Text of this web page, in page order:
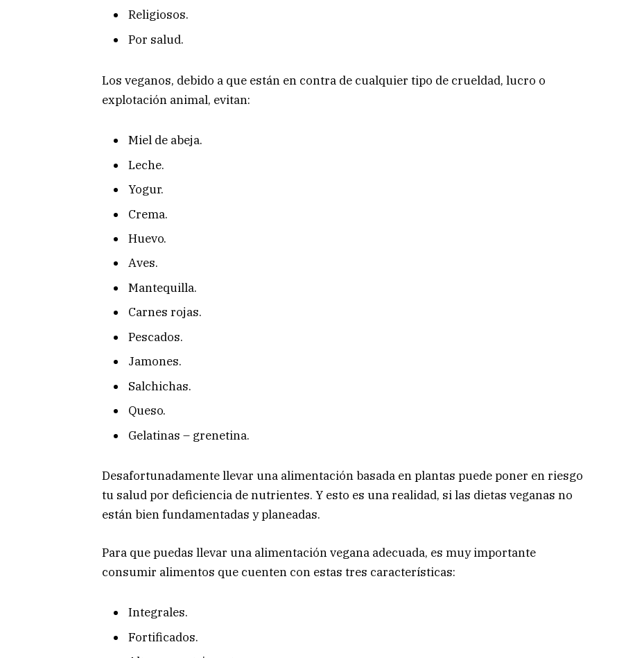
Religiosos.
Por salud.
Los veganos, debido a que están en contra de cualquier tipo de crueldad, lucro o
explotación animal, evitan:
Miel de abeja.
Leche.
Yogur.
Crema.
Huevo.
Aves.
Mantequilla.
Carnes rojas.
Pescados.
Jamones.
Salchichas.
Queso.
Gelatinas – grenetina.
Desafortunadamente llevar una alimentación basada en plantas puede poner en riesgo
tu salud por deficiencia de nutrientes. Y esto es una realidad, si las dietas veganas no
están bien fundamentadas y planeadas.
Para que puedas llevar una alimentación vegana adecuada, es muy importante
consumir alimentos que cuenten con estas tres características:
Integrales.
Fortificados.